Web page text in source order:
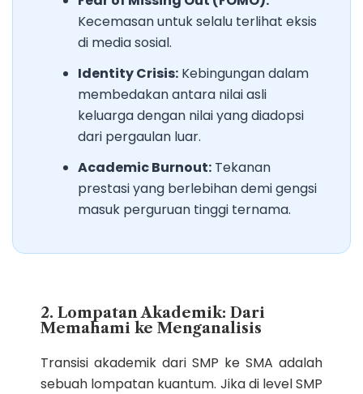
Kecemasan untuk selalu terlihat eksis
di media sosial.
Identity Crisis: Kebingungan dalam
membedakan antara nilai asli
keluarga dengan nilai yang diadopsi
dari pergaulan luar.
Academic Burnout: Tekanan
prestasi yang berlebihan demi gengsi
masuk perguruan tinggi ternama.
2. Lompatan Akademik: Dari
Memahami ke Menganalisis
Transisi akademik dari SMP ke SMA adalah
sebuah lompatan kuantum. Jika di level SMP